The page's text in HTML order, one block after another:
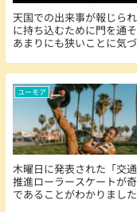
天国での出来事が報じら
に持ち込むために門を通
あまりにも狭いことに気
っていてほしい」と頼み
ユーモア
木曜日に発表された「交
推進ローラースケートが
であることがわかりまし